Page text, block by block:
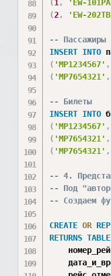
(1 , 'EW-
(2, 'EW-
-- Пассажиры
INSERT INTO
( 'MP1234567' ,
( 'MP7654321' ,
-- Билеты
INSERT INTO
( 'MP1234567' ,
( 'MP7654321' ,
( 'MP7654321' ,
-- 4.
-- Под
-- Создаем
CREATE OR
RETURNS TABLE